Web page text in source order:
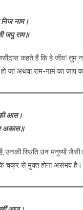
नाम।
जपु राम॥
कहते हैं कि हे जीव!
जा अथवा राम-नाम का जाप
की आस।
अकास॥
उनकी स्थिति उन मनुष्यों जैसी
चक्र से मुक्त होना असंभव है।